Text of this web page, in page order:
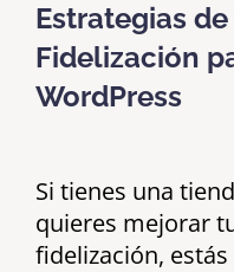
Estrategias de
Fidelización
WordPress
Si tienes una
quieres mejorar
fidelización,